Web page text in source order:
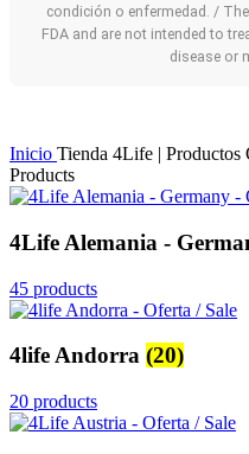
condición o enfermedad. /
FDA and are not intended to
disease or
Inicio Tienda 4Life |
Products
4Life Alemania -
45 products
4life Andorra (20)
20 products